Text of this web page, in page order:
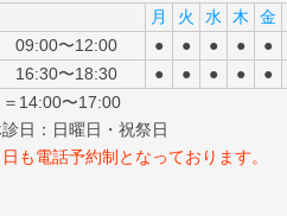
月 火 水 木 金
09:00〜12:00
● ● ● ● ●
16:30〜18:30
● ● ● ● ●
14:00〜17:00
日：日曜日・祝祭日
も電話予約制となっております。